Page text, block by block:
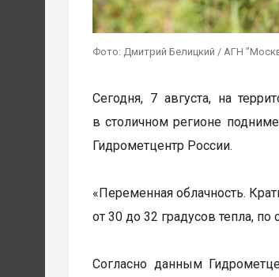
Фото: Дмитрий Белицкий / АГН
Сегодня, 7 августа, на
в столичном регионе
Гидрометцентр России.
«Переменная облачность.
от 30 до 32 градусов тепла,
Согласно данным